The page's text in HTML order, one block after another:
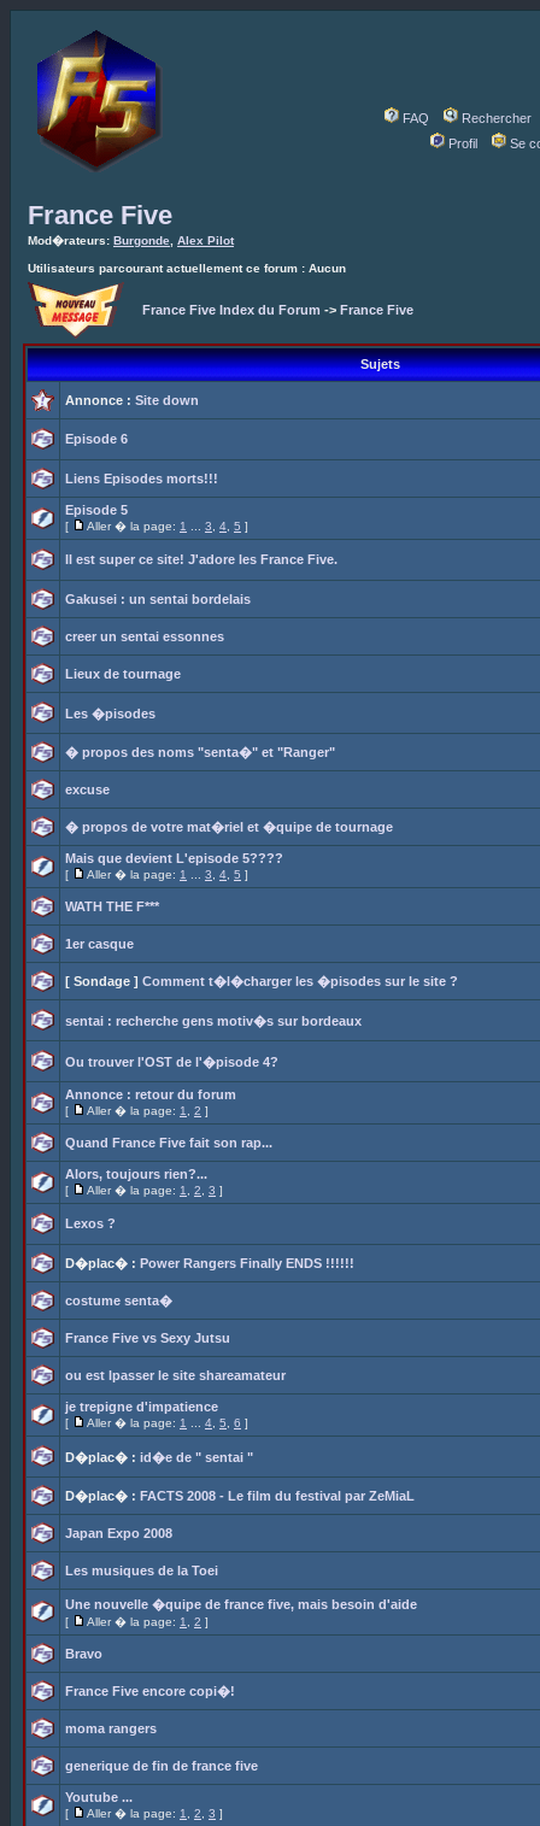
FAQ
Rechercher
Profil
Se
France Five
Mod�rateurs: Burgonde Alex Pilot
Utilisateurs parcourant actuellement ce forum : Aucun
France Five Index du Forum -> France Five
Sujets
Annonce : Site down
Episode 6
Liens Episodes morts!!!
Episode 5
[ Aller � la page: 1 3 4 5 ]
Il est super ce site! J'adore les France Five.
Gakusei : un sentai bordelais
creer un sentai essonnes
Lieux de tournage
Les �pisodes
� propos des noms "senta�" et "Ranger"
excuse
� propos de votre mat�riel et �quipe de tournage
Mais que devient L'episode 5????
[ Aller � la page: 1 3 4 5 ]
WATH THE F***
1er casque
[ Sondage ] Comment t�l�charger les �pisodes sur le site ?
sentai : recherche gens motiv�s sur bordeaux
Ou trouver l'OST de l'�pisode 4?
Annonce : retour du forum
[ Aller � la page: 1 2 ]
Quand France Five fait son rap...
Alors, toujours rien?...
[ Aller � la page: 1 2 3 ]
Lexos ?
D�plac� : Power Rangers Finally ENDS !!!!!!
costume senta�
France Five vs Sexy Jutsu
ou est lpasser le site shareamateur
je trepigne d'impatience
[ Aller � la page: 1 4 5 6 ]
D�plac� : id�e de " sentai "
D�plac� : FACTS 2008 - Le film du festival par ZeMiaL
Japan Expo 2008
Les musiques de la Toei
Une nouvelle �quipe de france five, mais besoin d'aide
[ Aller � la page: 1 2 ]
Bravo
France Five encore copi�!
moma rangers
generique de fin de france five
Youtube ...
[ Aller � la page: 1 2 3 ]